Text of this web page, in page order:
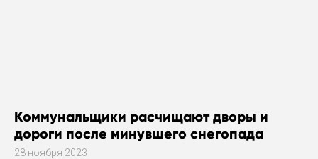
Коммунальщики расчищают дворы и
дороги после минувшего снегопада
28 ноября 2023